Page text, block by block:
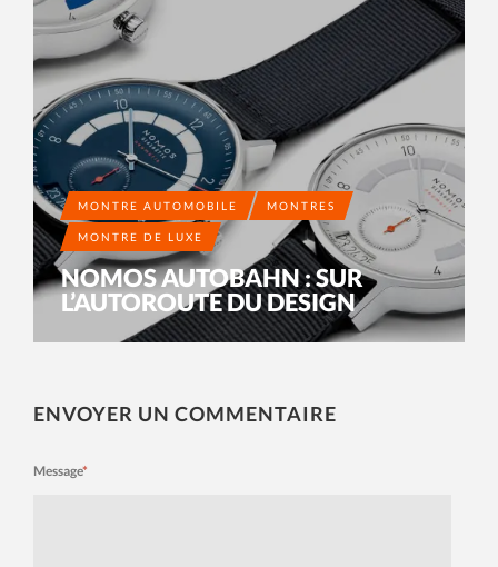
MONTRE AUTOMOBILE MONTRES
MONTRE DE LUXE
NOMOS AUTOBAHN : SUR
L’AUTOROUTE DU DESIGN
ENVOYER UN COMMENTAIRE
Message*